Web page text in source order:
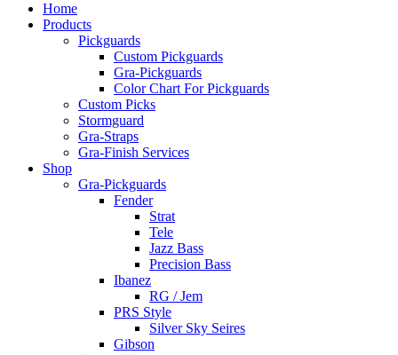
Home
Products
Pickguards
Custom Pickguards
Gra-Pickguards
Color Chart For Pickguards
Custom Picks
Stormguard
Gra-Straps
Gra-Finish Services
Shop
Gra-Pickguards
Fender
Strat
Tele
Jazz Bass
Precision Bass
Ibanez
RG / Jem
PRS Style
Silver Sky Seires
Gibson